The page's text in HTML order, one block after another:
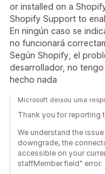
or installed on a
Shopify Support to
En ningún caso se
no funcionará
Según Shopify, el
desarrollador, no
hecho nada
Microsoft deixou uma
Thank you for reporting
We understand the
downgrade, the
accessible on your
staffMember field" error.